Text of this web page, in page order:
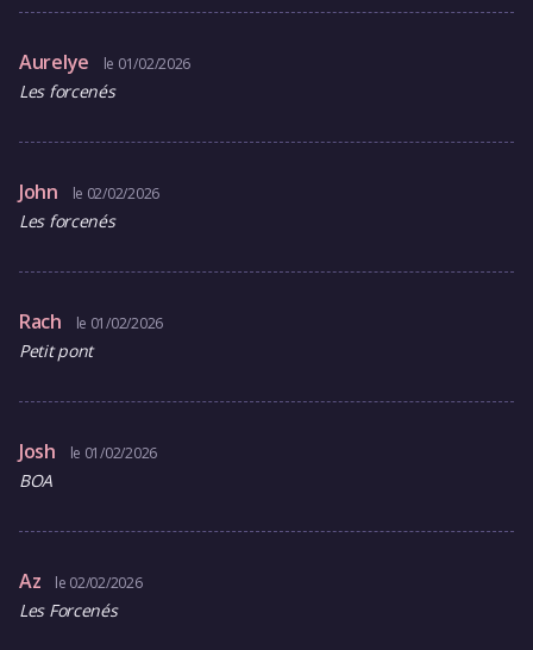
Aurelye le 01/02/2026
Les forcenés
John le 02/02/2026
Les forcenés
Rach le 01/02/2026
Petit pont
Josh le 01/02/2026
BOA
Az le 02/02/2026
Les Forcenés